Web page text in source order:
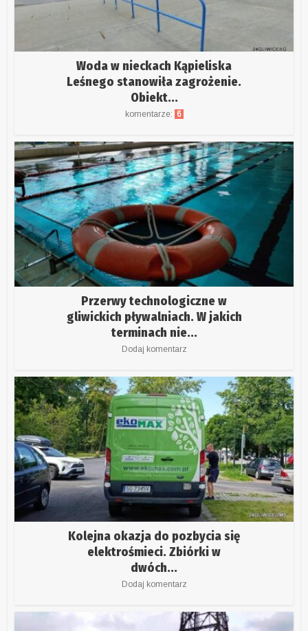
Woda w nieckach Kąpieliska
Leśnego stanowiła zagrożenie.
Obiekt...
komentarze: 6
Przerwy technologiczne w
gliwickich pływalniach. W jakich
terminach nie...
Dodaj komentarz
Kolejna okazja do pozbycia się
elektrośmieci. Zbiórki w
dwóch...
Dodaj komentarz